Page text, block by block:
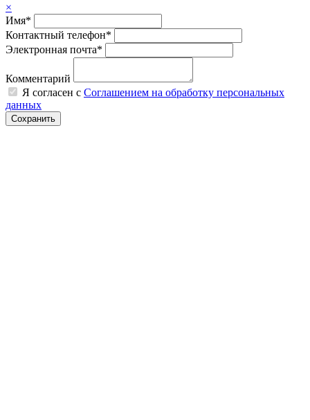
×
Имя*
Контактный телефон*
Электронная почта*
Комментарий
Я согласен с Соглашением на обработку персональных
данных